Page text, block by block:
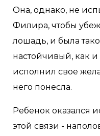
Она, однако, не
Филира, чтобы
лошадь, и была
настойчивый, как и
исполнил свое
него понесла.
Ребенок оказался
этой связи -